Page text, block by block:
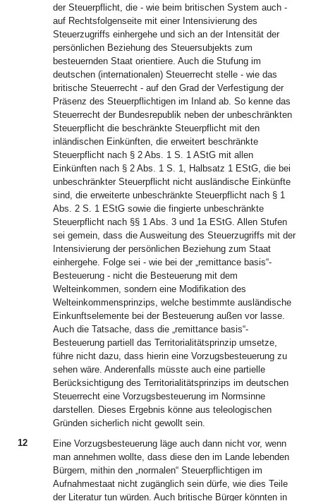
der Steuerpflicht, die - wie beim britischen System auch -
auf Rechtsfolgenseite mit einer Intensivierung des
Steuerzugriffs einhergehe und sich an der Intensität der
persönlichen Beziehung des Steuersubjekts zum
besteuernden Staat orientiere. Auch die Stufung im
deutschen (internationalen) Steuerrecht stelle - wie das
britische Steuerrecht - auf den Grad der Verfestigung der
Präsenz des Steuerpflichtigen im Inland ab. So kenne das
Steuerrecht der Bundesrepublik neben der unbeschränkten
Steuerpflicht die beschränkte Steuerpflicht mit den
inländischen Einkünften, die erweitert beschränkte
Steuerpflicht nach § 2 Abs. 1 S. 1 AStG mit allen
Einkünften nach § 2 Abs. 1 S. 1, Halbsatz 1 EStG, die bei
unbeschränkter Steuerpflicht nicht ausländische Einkünfte
sind, die erweiterte unbeschränkte Steuerpflicht nach § 1
Abs. 2 S. 1 EStG sowie die fingierte unbeschränkte
Steuerpflicht nach §§ 1 Abs. 3 und 1a EStG. Allen Stufen
sei gemein, dass die Ausweitung des Steuerzugriffs mit der
Intensivierung der persönlichen Beziehung zum Staat
einhergehe. Folge sei - wie bei der „remittance basis“-
Besteuerung - nicht die Besteuerung mit dem
Welteinkommen, sondern eine Modifikation des
Welteinkommensprinzips, welche bestimmte ausländische
Einkunftselemente bei der Besteuerung außen vor lasse.
Auch die Tatsache, dass die „remittance basis“-
Besteuerung partiell das Territorialitätsprinzip umsetze,
führe nicht dazu, dass hierin eine Vorzugsbesteuerung zu
sehen wäre. Anderenfalls müsste auch eine partielle
Berücksichtigung des Territorialitätsprinzips im deutschen
Steuerrecht eine Vorzugsbesteuerung im Normsinne
darstellen. Dieses Ergebnis könne aus teleologischen
Gründen sicherlich nicht gewollt sein.
12
Eine Vorzugsbesteuerung läge auch dann nicht vor, wenn
man annehmen wollte, dass diese den im Lande lebenden
Bürgern, mithin den „normalen“ Steuerpflichtigen im
Aufnahmestaat nicht zugänglich sein dürfe, wie dies Teile
der Literatur tun würden. Auch britische Bürger könnten in